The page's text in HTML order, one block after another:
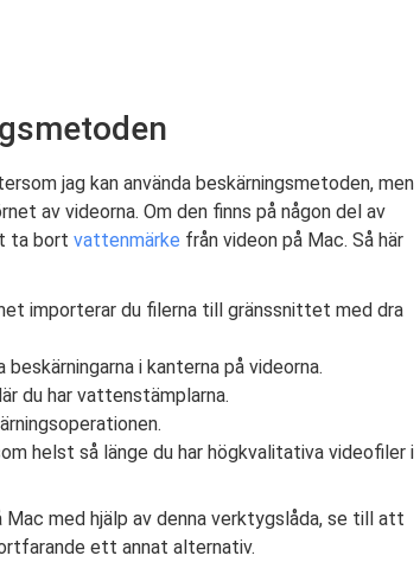
jag kan använda beskärningsmetoden, men
av videorna. Om den finns på någon del av
ta bort vattenmärke från videon på Mac. Så här
importerar du filerna till gränssnittet med dra
i kanterna på videorna.
du har vattenstämplarna.
helst så länge du har högkvalitativa videofiler i
med hjälp av denna verktygslåda, se till att
ett annat alternativ.